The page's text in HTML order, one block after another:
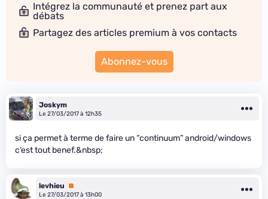
Intégrez la communauté et prenez part aux
débats
Partagez des articles premium à vos contacts
Abonnez-vous
Joskym
Le 27/03/2017 à 12h35
si ça permet à terme de faire un “continuum” android/windows
c’est tout benef.&nbsp;
levhieu
Premium
Le 27/03/2017 à 13h00